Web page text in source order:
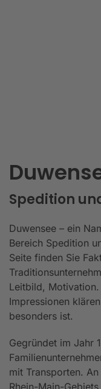
Spedition
Duwensee – ein
Bereich Spedition
Seite finden Sie
Leitbild, Motivation.
Impressionen
besonders ist.
Gegründet im Jahr
mit Transporten.
Rhein-Main-